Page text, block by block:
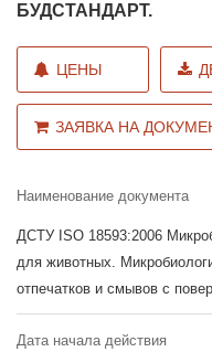
БУДСТАНДАРТ.
ЦЕНЫ
ЗАЯВКА НА
Наименование документа
ДСТУ ISO 18593:2006
для животных.
отпечатков и смывов с
Дата начала действия